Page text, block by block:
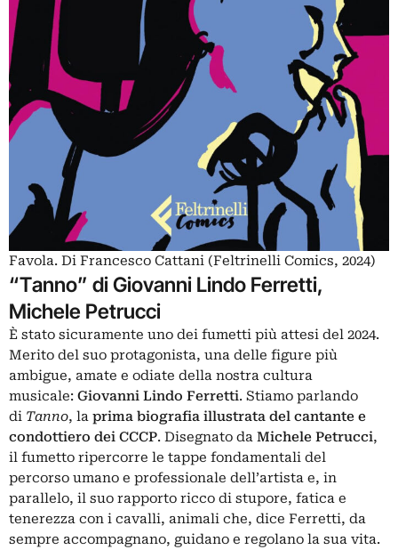
Favola. Di Francesco Cattani (Feltrinelli Comics, 2024)
“Tanno” di Giovanni Lindo Ferretti,
Michele Petrucci
È stato sicuramente uno dei fumetti più attesi del 2024.
Merito del suo protagonista, una delle figure più
ambigue, amate e odiate della nostra cultura
musicale: Giovanni Lindo Ferretti. Stiamo parlando
di Tanno, la prima biografia illustrata del cantante e
condottiero dei CCCP. Disegnato da Michele Petrucci,
il fumetto ripercorre le tappe fondamentali del
percorso umano e professionale dell’artista e, in
parallelo, il suo rapporto ricco di stupore, fatica e
tenerezza con i cavalli, animali che, dice Ferretti, da
sempre accompagnano, guidano e regolano la sua vita.